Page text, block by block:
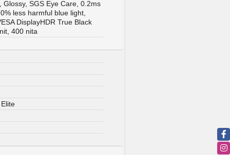
SGS Eye Care, 0.2ms
less harmful blue light,
DisplayHDR True Black
400 nita